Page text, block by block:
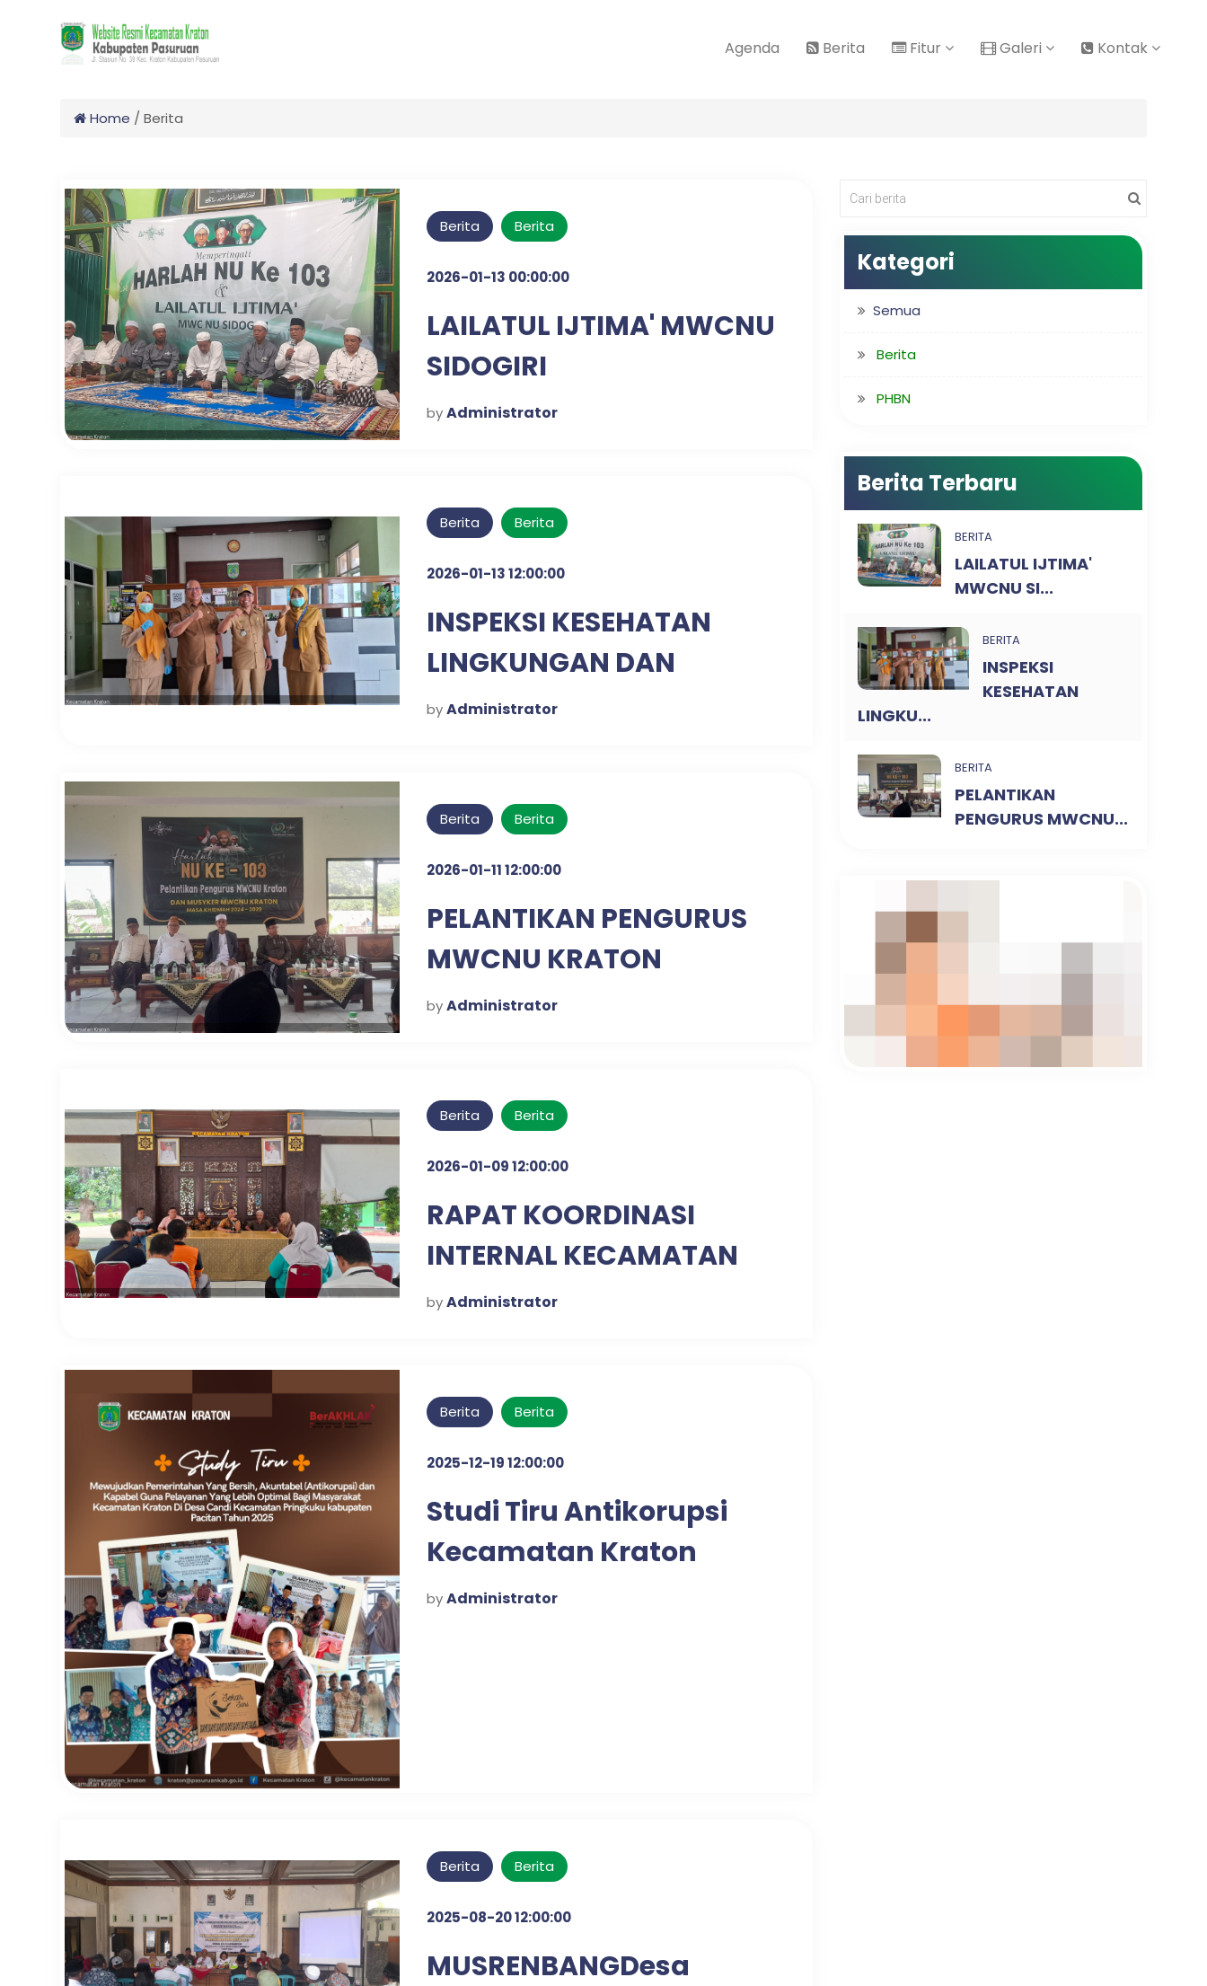
Agenda Berita Fitur Galeri Kontak
Home / Berita
Berita Berita
2026-01-13 00:00:00
LAILATUL IJTIMA' MWCNU
SIDOGIRI
by Administrator
Berita Berita
2026-01-13 12:00:00
INSPEKSI KESEHATAN
LINGKUNGAN DAN
SKRINING DIABETES &
by Administrator
Berita Berita
2026-01-11 12:00:00
PELANTIKAN PENGURUS
MWCNU KRATON
by Administrator
Berita Berita
2026-01-09 12:00:00
RAPAT KOORDINASI
INTERNAL KECAMATAN
KRATON UNTUK
by Administrator
Berita Berita
2025-12-19 12:00:00
Studi Tiru Antikorupsi
Kecamatan Kraton
dalam Mewujudkan
by Administrator
Berita Berita
2025-08-20 12:00:00
MUSRENBANGDesa
Kategori
Semua
Berita
PHBN
Berita Terbaru
BERITA
LAILATUL IJTIMA'
MWCNU SI...
BERITA
INSPEKSI
KESEHATAN
LINGKU...
BERITA
PELANTIKAN
PENGURUS MWCNU...